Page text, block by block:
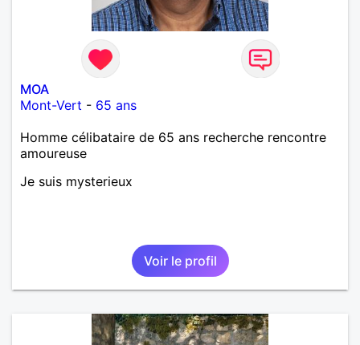
MOA
Mont-Vert - 65 ans
Homme célibataire de 65 ans recherche rencontre
amoureuse
Je suis mysterieux
Voir le profil